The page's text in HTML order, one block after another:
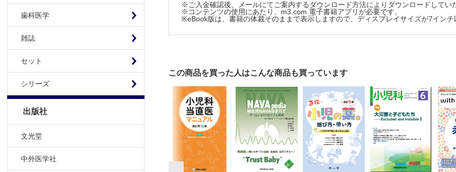
歯科医学
雑誌
セット
シリーズ
出版社
文光堂
中外医学社
※ご入金確認後、メールにてご案内するダウンロード方法によりダウンロードしてい
※コンテンツの使用にあたり、m3.com 電子書籍アプリが必要です。
※eBook版は、書籍の体裁そのままで表示しますので、ディスプレイサイズが7インチ
この商品を買った人はこんな商品も買っています